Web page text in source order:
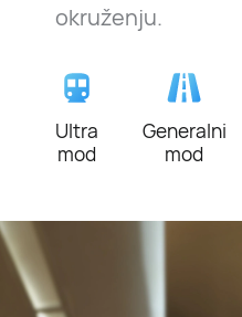
okruženju.
Ultra
mod
Generalni
mod